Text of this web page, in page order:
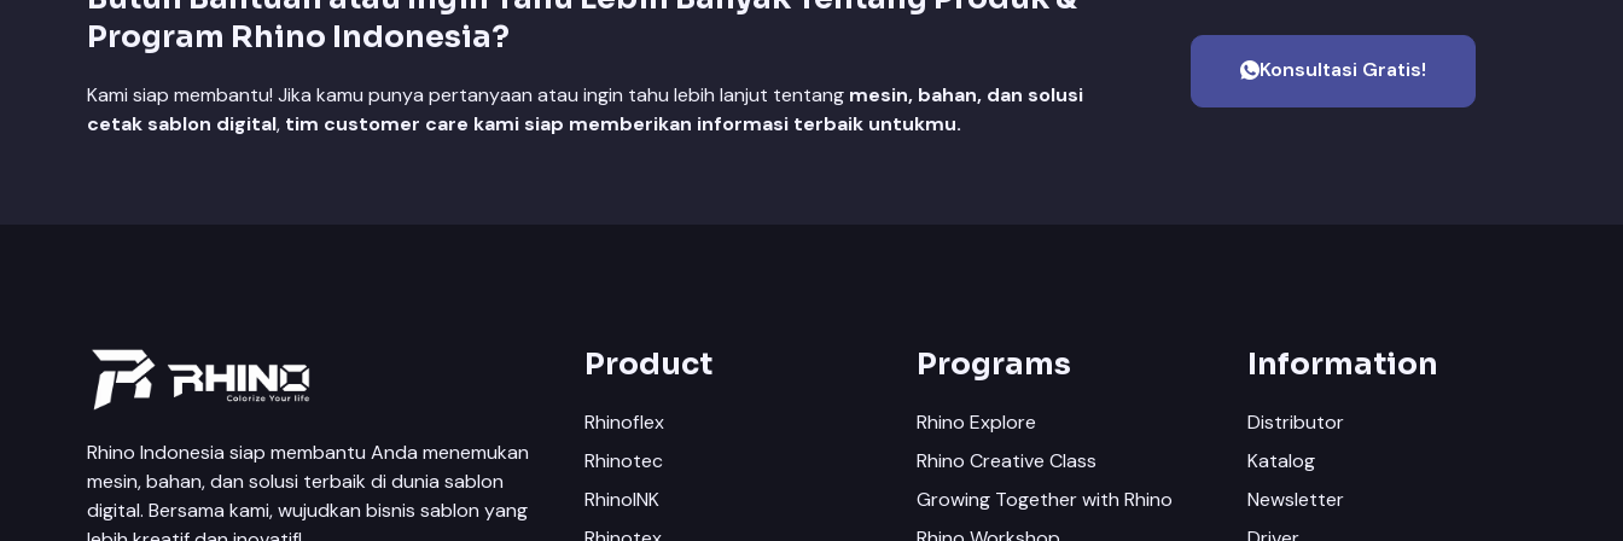
Program Rhino Indonesia?
Kami siap membantu! Jika kamu punya pertanyaan atau ingin tahu lebih lanjut tentang mesin, bahan, dan solusi
cetak sablon digital, tim customer care kami siap memberikan informasi terbaik untukmu.
Konsultasi Gratis!
Rhino Indonesia siap membantu Anda menemukan
mesin, bahan, dan solusi terbaik di dunia sablon
digital. Bersama kami, wujudkan bisnis sablon yang
Product
Rhinoflex
Rhinotec
RhinoINK
Programs
Rhino Explore
Rhino Creative Class
Growing Together with Rhino
Information
Distributor
Katalog
Newsletter